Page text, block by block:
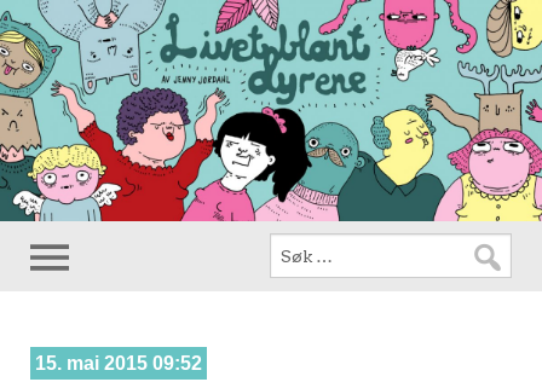
15. mai 2015 09:52